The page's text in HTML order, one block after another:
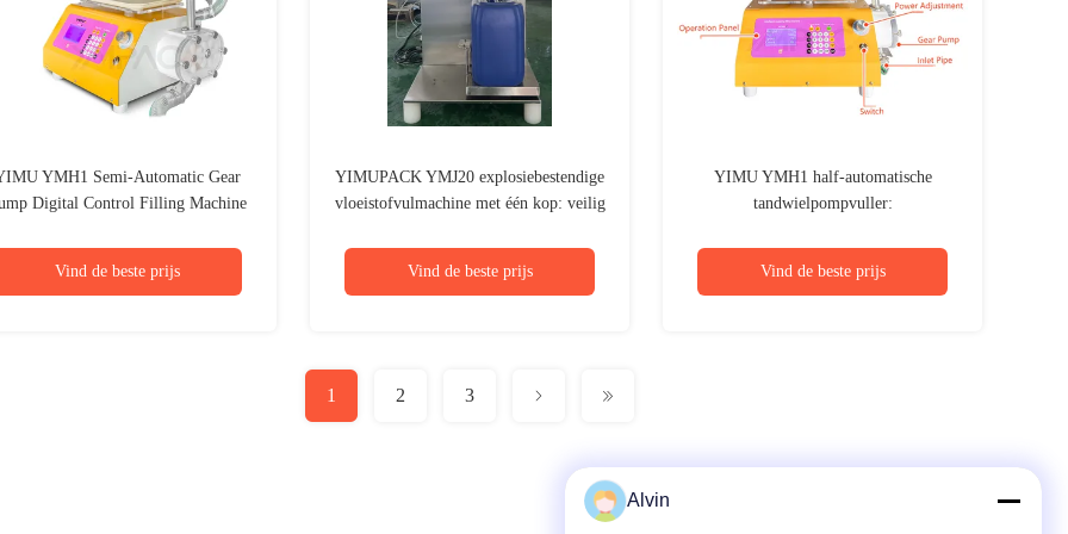
YMH1 Semi-Automatic Gear
Digital Control Filling Machine
Vind de beste prijs
YIMUPACK YMJ20 explosiebestendige
vloeistofvulmachine met één kop: veilig
Vind de beste prijs
YIMU YMH1 half-automatische
tandwielpompvuller:
Vind de beste prijs
1 2 3
Alvin